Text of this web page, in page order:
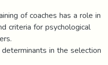
of coaches has a role in
criteria for psychological
in the selection